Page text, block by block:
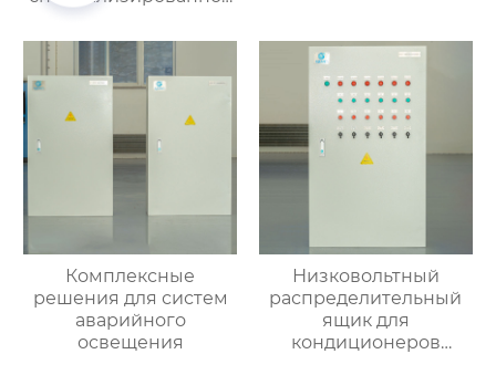
Комплексные
решения для систем
аварийного
освещения
Низковольтный
распределительный
ящик для
кондиционеров